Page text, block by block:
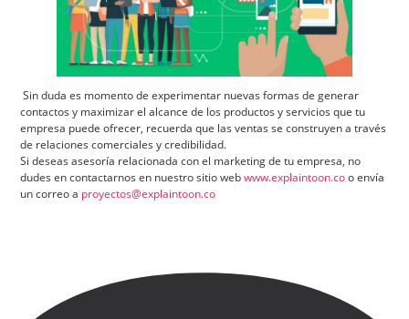
Sin duda es momento de experimentar nuevas formas de generar
contactos y maximizar el alcance de los productos y servicios que tu
empresa puede ofrecer, recuerda que las ventas se construyen a través
de relaciones comerciales y credibilidad.
Si deseas asesoría relacionada con el marketing de tu empresa, no
dudes en contactarnos en nuestro sitio webwww.explaintoon.coo envía
un correo a proyectos@explaintoon.co